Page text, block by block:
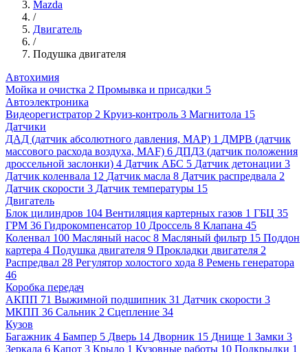
Mazda
/
Двигатель
/
Подушка двигателя
Автохимия
Мойка и очистка 2 Промывка и присадки 5
Автоэлектроника
Видеорегистратор 2 Круиз-контроль 3 Магнитола 15
Датчики
ДАД (датчик абсолютного давления, MAP) 1 ДМРВ (датчик
массового расхода воздуха, MAF) 6 ДПДЗ (датчик положения
дроссельной заслонки) 4 Датчик АБС 5 Датчик детонации 3
Датчик коленвала 12 Датчик масла 8 Датчик распредвала 2
Датчик скорости 3 Датчик температуры 15
Двигатель
Блок цилиндров 104 Вентиляция картерных газов 1 ГБЦ 35
ГРМ 36 Гидрокомпенсатор 10 Дроссель 8 Клапана 45
Коленвал 100 Масляный насос 8 Масляный фильтр 15 Поддон
картера 4 Подушка двигателя 9 Прокладки двигателя 2
Распредвал 28 Регулятор холостого хода 8 Ремень генератора
46
Коробка передач
АКПП 71 Выжимной подшипник 31 Датчик скорости 3
МКПП 36 Сальник 2 Сцепление 34
Кузов
Багажник 4 Бампер 5 Дверь 14 Дворник 15 Днище 1 Замки 3
Зеркала 6 Капот 3 Крыло 1 Кузовные работы 10 Подкрылки 1